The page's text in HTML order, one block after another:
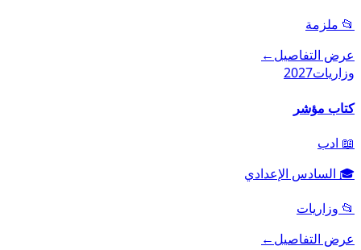
📂 ملزمة
عرض التفاصيل←
وزاريات2027
كتاب مؤشر
📖 ادب
🎓 السادس الإعدادي
📂 وزاريات
عرض التفاصيل←